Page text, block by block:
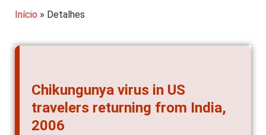
Início » Detalhes
Chikungunya virus in US
travelers returning from India,
2006